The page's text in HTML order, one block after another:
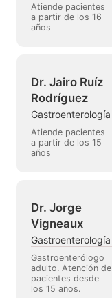
Atiende pacientes
a partir de los 16
años
Dr. Jairo Ruíz
Rodríguez
Gastroenterología
Atiende pacientes
a partir de los 15
años
Dr. Jorge
Vigneaux
Gastroenterología
Gastroenterólogo
adulto. Atención de
pacientes desde
los 15 años.